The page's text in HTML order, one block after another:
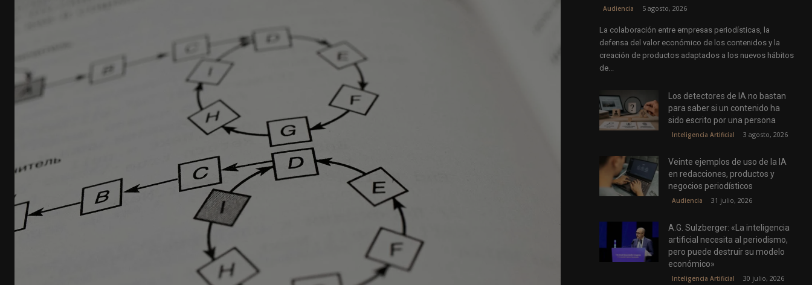
Audiencia 5 agosto, 2026
La colaboración entre empresas periodísticas, la
defensa del valor económico de los contenidos y la
creación de productos adaptados a los nuevos hábitos
de...
Los detectores de IA no bastan
para saber si un contenido ha
sido escrito por una persona
Inteligencia Artificial 3 agosto, 2026
Veinte ejemplos de uso de la IA
en redacciones, productos y
negocios periodísticos
Audiencia 31 julio, 2026
A.G. Sulzberger: «La inteligencia
artificial necesita al periodismo,
pero puede destruir su modelo
económico»
Inteligencia Artificial 30 julio, 2026